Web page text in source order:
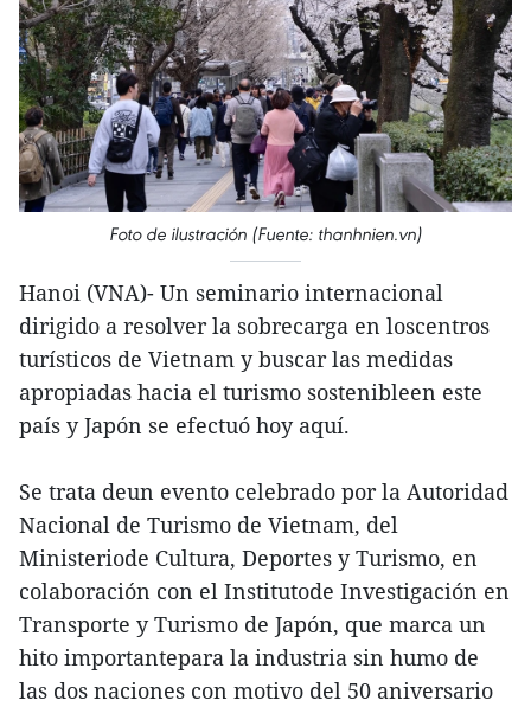
Foto de ilustración (Fuente: thanhnien.vn)
Hanoi (VNA)- Un seminario internacional
dirigido a resolver la sobrecarga en loscentros
turísticos de Vietnam y buscar las medidas
apropiadas hacia el turismo sostenibleen este
país y Japón se efectuó hoy aquí.
Se trata deun evento celebrado por la Autoridad
Nacional de Turismo de Vietnam, del
Ministeriode Cultura, Deportes y Turismo, en
colaboración con el Institutode Investigación en
Transporte y Turismo de Japón, que marca un
hito importantepara la industria sin humo de
las dos naciones con motivo del 50 aniversario